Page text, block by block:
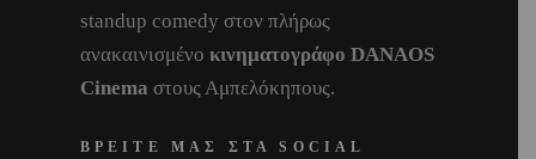
standup comedy στον πλήρως
ανακαινισμένο κινηματογράφο DANAOS
Cinema στους Αμπελόκηπους.
ΒΡΕΙΤΕ ΜΑΣ ΣΤΑ SOCIAL